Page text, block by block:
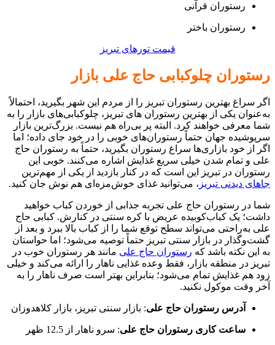
رستوران قرآنی
رستوران باختر
قیمت تورهای تبریز
رستوران چلوکبابی حاج علی بازار
اگر سراغ بهترین رستوران تبریز را از مردم این شهر بگیرید، احتمالاً
به‌عنوان یکی از بهترین رستوران‌ های تبریز، چلوکبابی‌های بازار را به
شما معرفی خواهند کرد. البته پر بی‌ر‌اه هم نیست. بزرگ‌ترین بازار
سرپوشیده جهان حتماً رستوران‌های خوبی را در خود جای‌ داده؛ اما
اگر از خود بازاری‌ها سراغ رستوران بگیرید، حتماً به رستوران حاج
علی و تمام شدن خیلی سریع غذایش اشاره می‌کنند. خوبی این
رستوران در تبریز این است که در کنار بازدید از یکی از مهم‌ترین
جاهای دیدنی تبریز ، می‌توانید غذای خوش‌مزه‌ای هم نوش جان کنید.
شما در رستوران حاج علی تجربه جذابی از خوردن کباب خواهید
داشت؛ یک کباب‌کوبیده عریض با کره سنتی در کنارش. کبابی حاج
علی به‌‌راحتی می‌تواند سطح توقع شما را از کباب بالا ببرد و بعد از
گشت‌وگذار در بازار سنتی تبریز حتماً توصیه می‌شود؛ اما حواستان
به این نکته باشد که رستوران حاج علی مانند هر رستوران خوب در
تبریز در منطقه بازار، فقط وعده غذایی ناهار را ارائه می‌کند و خیلی
زود هم غذایش تمام می‌شود؛ بنابراین بهتر است صرف ناهار را به
آخر وقت موکول نکنید.
آدرس رستوران حاج علی: بازار سنتی تبریز، بازار کلاهدوزان
ساعت کاری رستوران حاج علی: سرو ناهار از 12.5 ظهر